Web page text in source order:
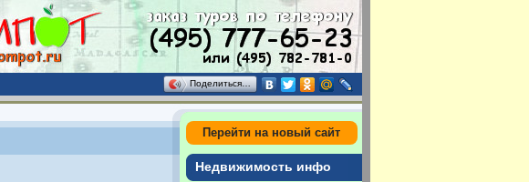
Поделиться…
Перейти на новый сайт
Недвижимость инфо